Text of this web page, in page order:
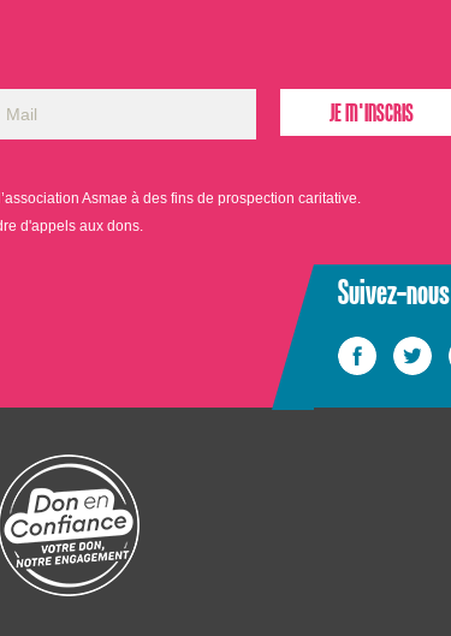
Asmae à des fins de prospection caritative.
d'appels aux dons.
Suivez-nous